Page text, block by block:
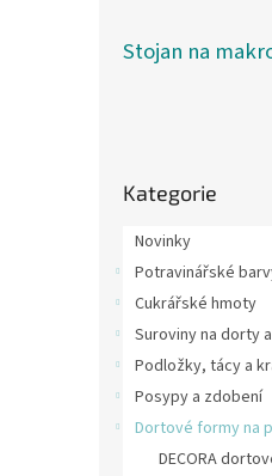
Stojan na
kategorie
Kategorie
Novinky
Potravinářské
Cukrářské hmoty
Suroviny na dorty
Podložky, tácy a
Posypy a zdobení
Dortové formy na
DECORA